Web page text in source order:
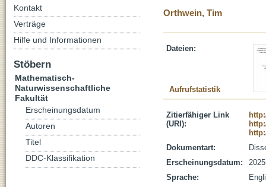
Orthwein, Tim
Dateien:
Aufrufstatistik
Zitierfähiger Link
(URI):
Dokumentart:
Erscheinungsdatum:
Sprache:
Kontakt
Verträge
Hilfe und Informationen
Stöbern
Mathematisch-
Naturwissenschaftliche
Fakultät
Erscheinungsdatum
Autoren
Titel
DDC-Klassifikation